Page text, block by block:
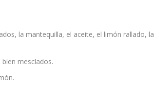
la mantequilla, el aceite, el limón rallado, la
mesclados.